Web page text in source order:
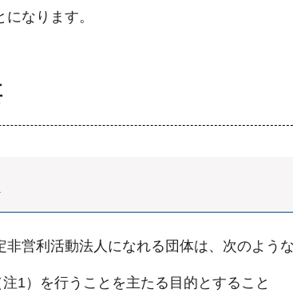
なります。
営利活動法人になれる団体は、次のよう
1）を行うことを主たる目的とすること